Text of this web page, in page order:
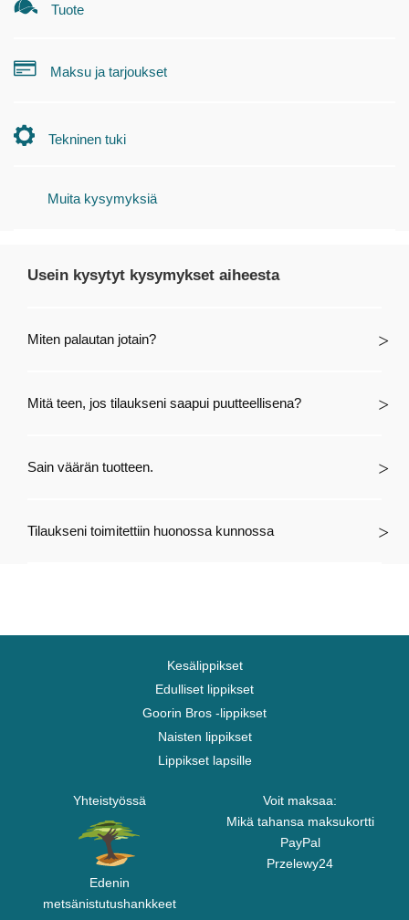
Tuote
Maksu ja tarjoukset
Tekninen tuki
Muita kysymyksiä
Usein kysytyt kysymykset aiheesta
Miten palautan jotain?
Mitä teen, jos tilaukseni saapui puutteellisena?
Sain väärän tuotteen.
Tilaukseni toimitettiin huonossa kunnossa
Kesälippikset
Edulliset lippikset
Goorin Bros -lippikset
Naisten lippikset
Lippikset lapsille
Yhteistyössä
Edenin
metsänistutushankkeet
Voit maksaa:
Mikä tahansa maksukortti
PayPal
Przelewy24